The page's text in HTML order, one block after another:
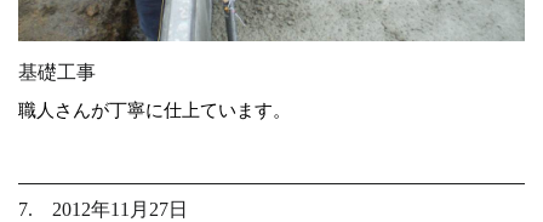
基礎工事
職人さんが丁寧に仕上ています。
7. 2012年11月27日